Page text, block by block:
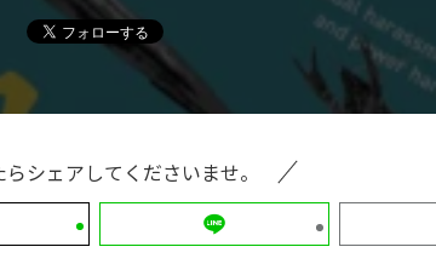
シェアしてくださいませ。